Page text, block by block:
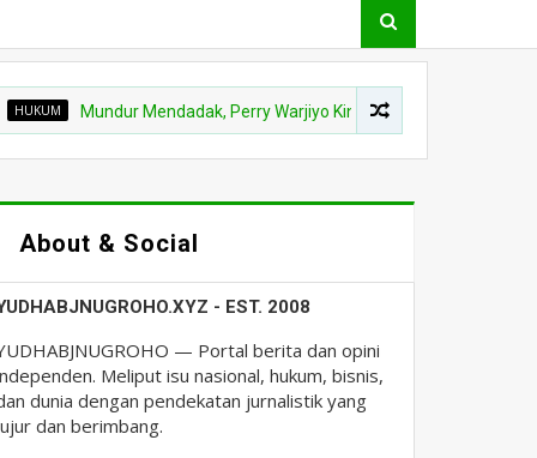
Mundur Mendadak, Perry Warjiyo Kini Diintai KPK dalam Skandal Dana
About & Social
- EST. 2008
— Portal berita dan opini
Meliput isu nasional, hukum, bisnis,
dunia dengan pendekatan jurnalistik yang
dan berimbang.